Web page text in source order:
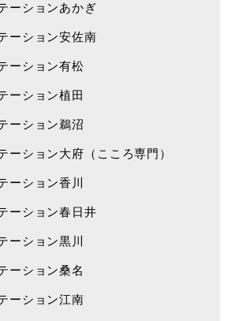
ーションあかぎ
ーション安佐南
ーション有松
ーション植田
ーション鵜沼
ーション大府（こころ専門）
ーション香川
ーション春日井
ーション黒川
ーション桑名
ーション江南